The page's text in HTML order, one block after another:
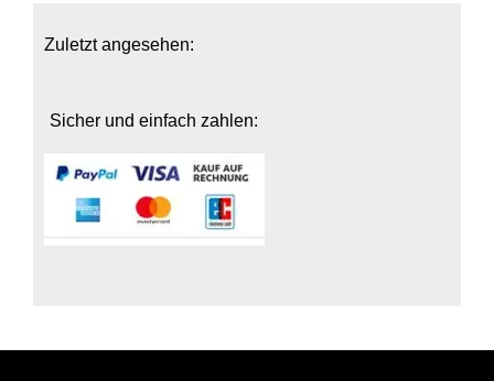
Zuletzt angesehen:
Sicher und einfach zahlen: